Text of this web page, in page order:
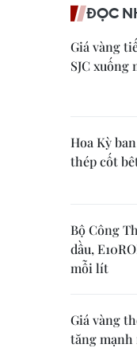
ĐỌC
Giá vàng
SJC xuống
Hoa Kỳ
thép cốt
Bộ Công
dầu,
mỗi lít
Giá vàng
tăng